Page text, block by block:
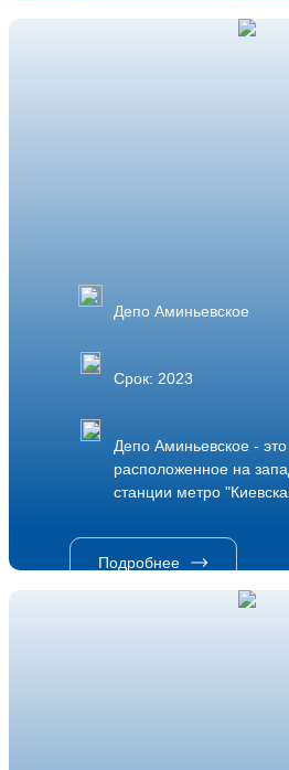
Депо Аминьевское
Срок: 2023
Депо Аминьевское -
расположенное на
станции метро
Подробнее